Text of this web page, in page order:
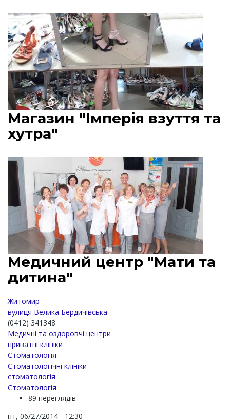
Магазин "Імперія взуття та
хутра"
Медичний центр "Мати та
дитина"
Житомир
вулиця Велика Бердичівська
(0412) 341348
Медичні та оздоровчі центри
приватні клініки
Стоматологія
Стоматологічні клініки
стоматологія
Стоматологія
89 переглядів
пт, 06/27/2014 - 12:30